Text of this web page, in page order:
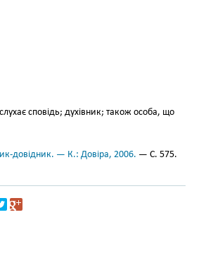
сповідь; духівник; також особа, що
довідник. — К.: Довіра, 2006. — С. 575.